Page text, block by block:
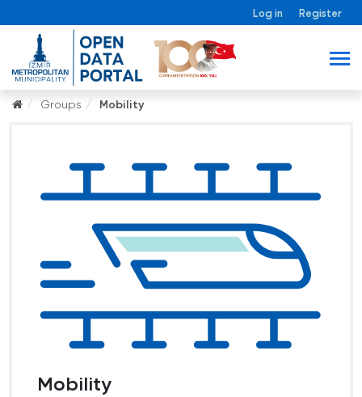
Log in Register
Groups Mobility
Mobility